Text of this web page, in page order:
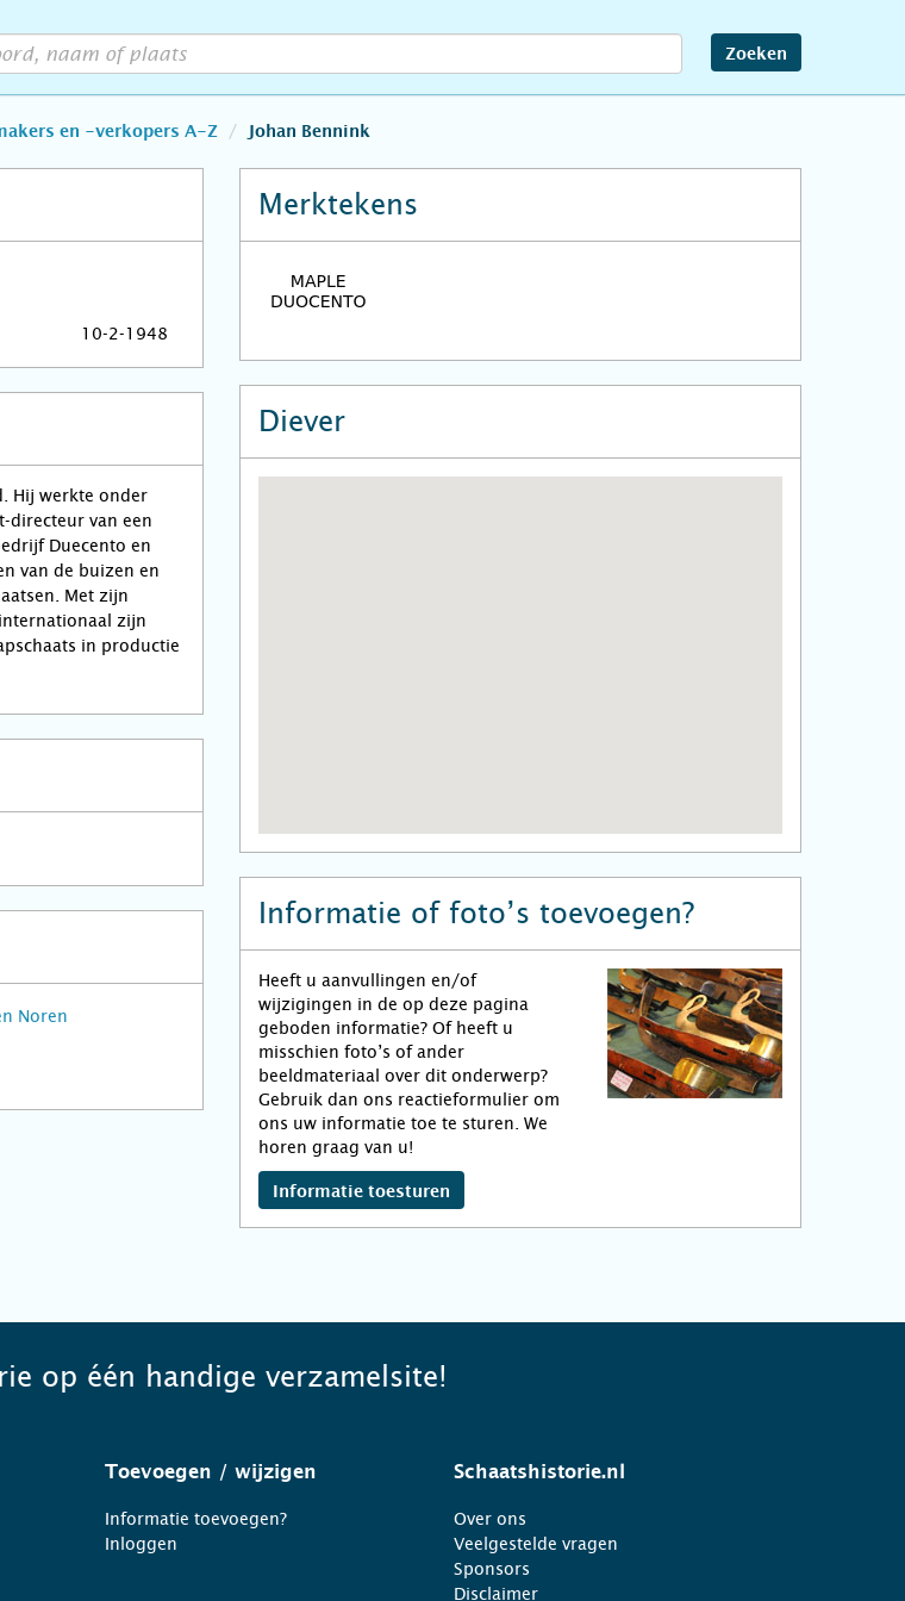
Zoeken
en -verkopers A-Z Johan Bennink
10-2-1948
Hij werkte onder
directeur van een
Duecento en
van de buizen en
Met zijn
zijn
in productie
Noren
Merktekens
Diever
Informatie of foto’s toevoegen?
Heeft u aanvullingen en/of
wijzigingen in de op deze pagina
geboden informatie? Of heeft u
misschien foto’s of ander
beeldmateriaal over dit onderwerp?
Gebruik dan ons reactieformulier om
ons uw informatie toe te sturen. We
horen graag van u!
Informatie toesturen
op één handige verzamelsite!
Toevoegen / wijzigen
Informatie toevoegen?
Inloggen
Schaatshistorie.nl
Over ons
Veelgestelde vragen
Sponsors
Disclaimer